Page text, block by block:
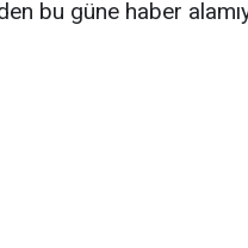
bu güne haber